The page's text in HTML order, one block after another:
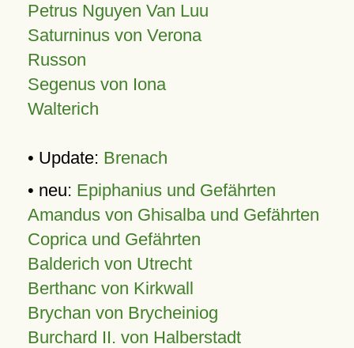
Petrus Nguyen Van Luu
Saturninus von Verona
Russon
Segenus von Iona
Walterich
• Update: Brenach
• neu: Epiphanius und Gefährten
Amandus von Ghisalba und Gefährten
Coprica und Gefährten
Balderich von Utrecht
Berthanc von Kirkwall
Brychan von Brycheiniog
Burchard II. von Halberstadt